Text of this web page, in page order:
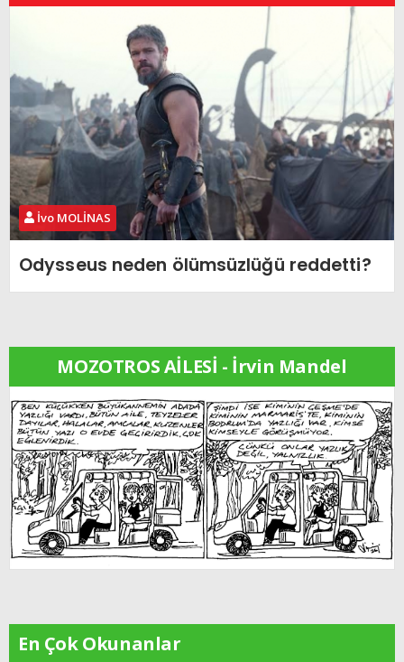
İvo MOLİNAS
Odysseus neden ölümsüzlüğü reddetti?
MOZOTROS AİLESİ - İrvin Mandel
En Çok Okunanlar